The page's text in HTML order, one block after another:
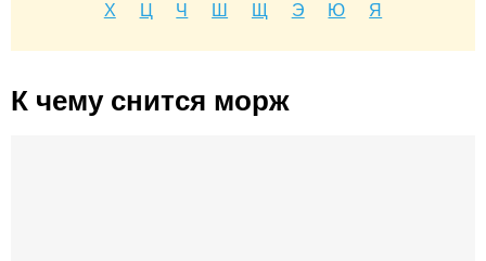
Х
Ц Ч Ш Щ Э Ю Я
К чему снится морж